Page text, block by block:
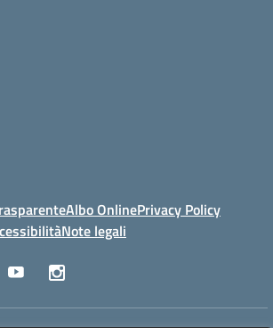
Albo OnlinePrivacy Policy
Note legali